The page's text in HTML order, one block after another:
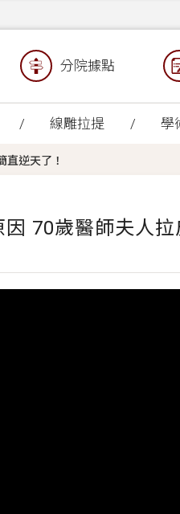
分院據點
線雕拉提 學
直逆天了！
70歲醫師夫人